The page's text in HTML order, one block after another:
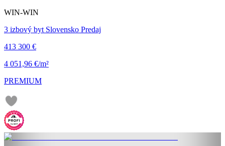
WIN-WIN
3 izbový byt Slovensko Predaj
413 300 €
4 051,96 €/m²
PREMIUM